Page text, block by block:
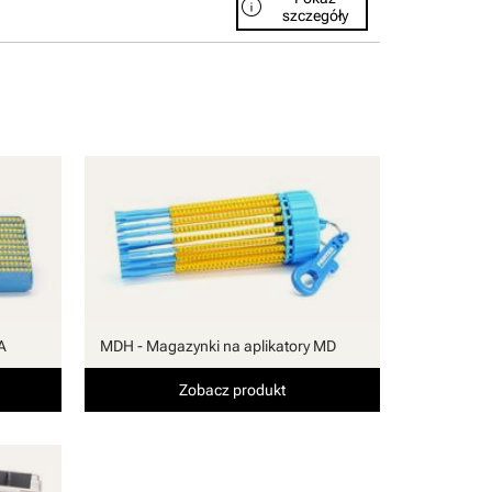
info
szczegóły
MDH - Magazynki na aplikatory MD
Zobacz produkt